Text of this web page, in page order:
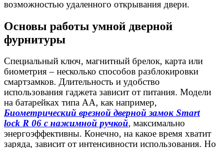
возможностью удаленного открывания двери.
Основы работы умной дверной
фурнитуры
Специальный ключ, магнитный брелок, карта или
биометрия – несколько способов разблокировки
смартзамков. Длительность и удобство
использования гаджета зависит от питания. Модели
на батарейках типа АА, как например,
Биометрический врезной дверной замок Smart
lock R 06 с нажимной ручкой, максимально
энергоэффективны. Конечно, на какое время хватит
заряда, зависит от интенсивности использования. Но